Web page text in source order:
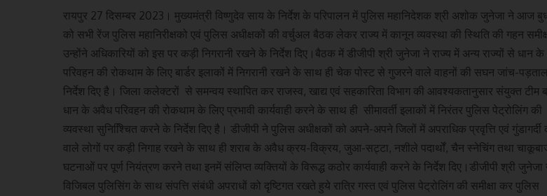
रायपुर 27 दिसम्बर 2023। मुख्यमंत्री विष्णुदेव साय के निर्देश के परिपालन में पुलिस महानिदेशक श्री अशोक जुनेजा ने आज
को सभी रेंज पुलिस महानिरीक्षको एवं पुलिस अधीक्षकों की वर्चुअल बैठक लेकर राज्य में कानून व्यवस्था की स्थिति की गहन
उन्होंने अधिकारियों को इस पर कड़ी निगरानी रखने के निर्देश दिए।बैठक में डीजीपी श्री जुनेजा ने राज्य में अन्य राज्यों से धान
परिवहन की रोकथाम के लिए बार्डर इलाकों में निगरानी रखने के साथ ही चेक पोस्ट से गुजरने वाले वाहनों की सघन जांच-
निर्देश दिए है। जिला कलेक्टरों से समन्वय स्थापित कर राजस्व, खाद्य एवं सहकारिता विभाग की आवश्यकतानुसार संयुक्त टीम
धान के अवैध परिवहन की रोकथाम के लिए प्रभावी कार्यवाही करने के साथ ही सीमावर्ती इलाकों में निरंतर पुलिस पेट्रोलिंग की
व्यवस्था सुनिश्चिित करने के निर्देश दिए है। डीजीपी ने पुलिस अधीक्षकों को अपने-अपने जिलों में अपराधिक प्रवृत्ति एवं
वाले लोगों पर कड़ी निगाह रखने के साथ ही शराब के अवैध क्रय-विक्रय, जुआ-सट्टा, नशीले पदार्थों, चैन स्नेचिंग तथा
घटनाओं पर पूर्ण नियंत्रण करने तथा इनमें संलिप्त व्यक्तियों के विरूद्ध कठोर कार्यवाही करने के निर्देश दिए।डीजीपी श्री जुनेजा
विजिबल पुलिसिंग के साथ संपत्ति संबंधी अपराधों को दृष्टिगत रखते हुये रात्रि गस्त एवं पुलिस पेट्रोलिंग की समीक्षा कर पुलिस